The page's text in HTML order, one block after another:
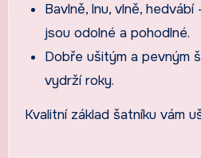
Bavlně, lnu, vlně,
jsou odolné a pohodlné.
Dobře ušitým a pevným
vydrží roky.
Kvalitní základ šatníku vám